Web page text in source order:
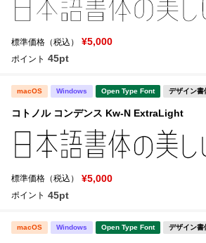
標準価格（税込） ¥5,000
ポイント 45pt
macOS Windows Open Type Font デザイン書
コトノル コンデンス Kw-N ExtraLight
標準価格（税込） ¥5,000
ポイント 45pt
macOS Windows Open Type Font デザイン書